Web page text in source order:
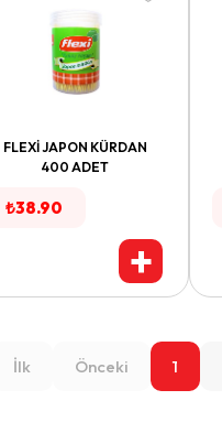
FLEXİ JAPON KÜRDAN
400 ADET
₺38.90
+
İlk Önceki 1